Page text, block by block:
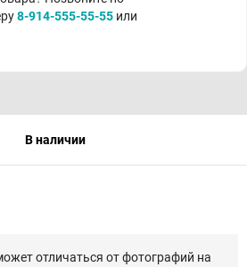
8-914-555-55-55 или
В наличии
отличаться от фотографий на